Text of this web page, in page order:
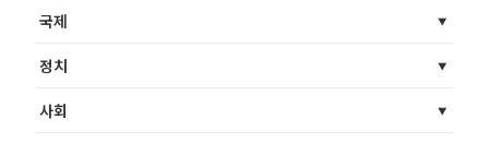
국제
정치
사회